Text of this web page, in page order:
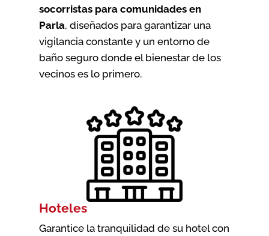
socorristas para comunidades en
Parla, diseñados para garantizar una
vigilancia constante y un entorno de
baño seguro donde el bienestar de los
vecinos es lo primero.
Hoteles
Garantice la tranquilidad de su hotel con